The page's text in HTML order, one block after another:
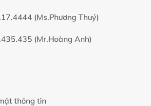
(Ms.Phương Thuý)
(Mr.Hoàng Anh)
thông tin